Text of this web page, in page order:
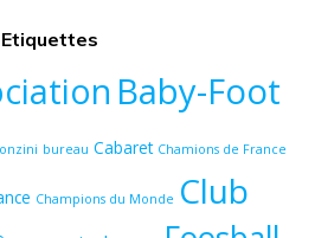
Etiquettes
Baby-Foot
bureau Cabaret Chamions de France
Champions du Monde Club